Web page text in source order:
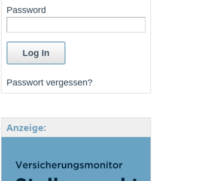
Password
Passwort vergessen?
Anzeige: